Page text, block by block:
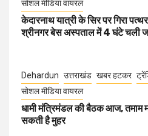
सोशल मीडिया वायरल
केदारनाथ यात्री के सिर पर गिरा
श्रीनगर बेस अस्पताल में 4 घंटे चली
Dehardun उत्तराखंड खबर हटकर
सोशल मीडिया वायरल
धामी मंत्रिमंडल की बैठक आज, तमाम
सकती है मुहर